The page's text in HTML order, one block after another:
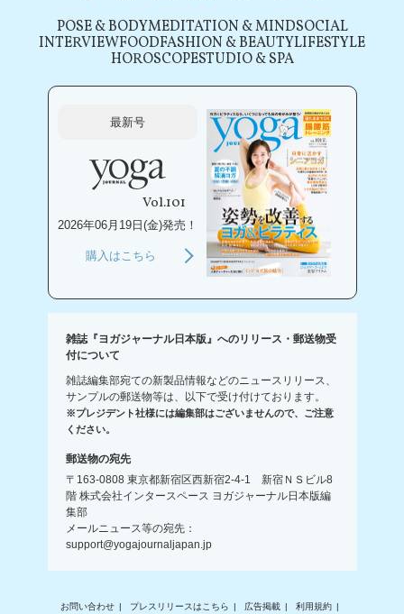
POSE & BODYMEDITATION & MINDSOCIAL
INTERVIEWFOODFASHION & BEAUTYLIFESTYLE
HOROSCOPESTUDIO & SPA
最新号
Vol.101
2026年06月19日(金)発売！
購入はこちら
雑誌『ヨガジャーナル日本版』へのリリース・郵送物受
付について
雑誌編集部宛ての新製品情報などのニュースリリース、
サンプルの郵送物等は、以下で受け付けております。
※プレジデント社様には編集部はございませんので、ご注意
ください。
郵送物の宛先
〒163-0808 東京都新宿区西新宿2-4-1 新宿ＮＳビル8
階 株式会社インタースペース ヨガジャーナル日本版編
集部
メールニュース等の宛先：
support@yogajournaljapan.jp
お問い合わせ プレスリリースはこちら 広告掲載 利用規約